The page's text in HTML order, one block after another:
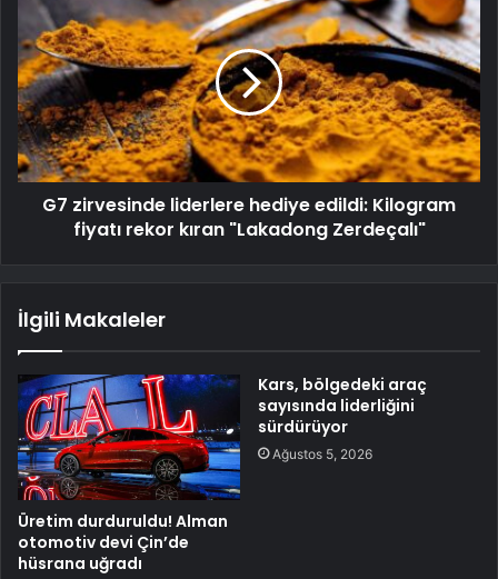
G7 zirvesinde liderlere hediye edildi: Kilogram
fiyatı rekor kıran "Lakadong Zerdeçalı"
İlgili Makaleler
Üretim durduruldu! Alman
otomotiv devi Çin’de
hüsrana uğradı
Kars, bölgedeki araç
sayısında liderliğini
sürdürüyor
Ağustos 5, 2026